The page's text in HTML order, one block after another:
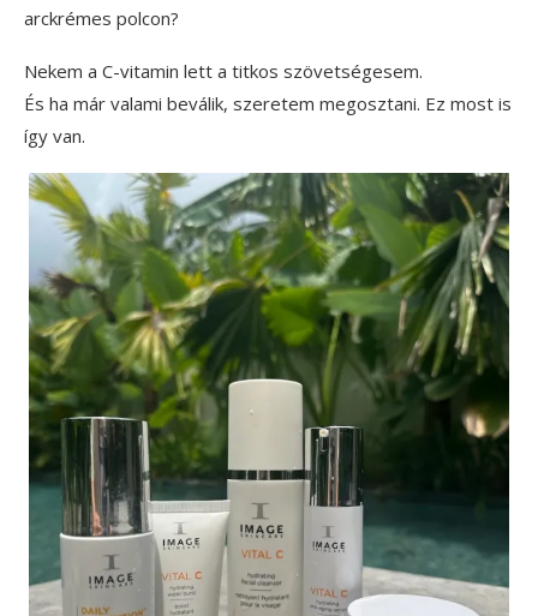
arckrémes polcon?
Nekem a C-vitamin lett a titkos szövetségesem.
És ha már valami beválik, szeretem megosztani. Ez most is
így van.